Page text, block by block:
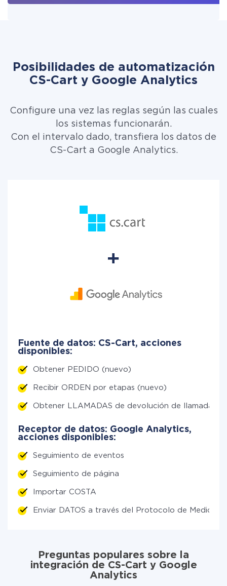
Posibilidades de automatización
CS-Cart y Google Analytics
Configure una vez las reglas según las cuales
los sistemas funcionarán.
Con el intervalo dado, transfiera los datos de
CS-Cart a Google Analytics.
Fuente de datos: CS-Cart, acciones
disponibles:
Obtener PEDIDO (nuevo)
Recibir ORDEN por etapas (nuevo)
Obtener LLAMADAS de devolución de llamada
Receptor de datos: Google Analytics,
acciones disponibles:
Seguimiento de eventos
Seguimiento de página
Importar COSTA
Enviar DATOS a través del Protocolo de Medición
Preguntas populares sobre la
integración de CS-Cart y Google
Analytics